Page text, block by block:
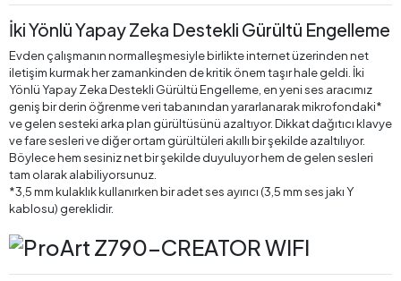
İki Yönlü Yapay Zeka Destekli Gürültü Engelleme
Evden çalışmanın normalleşmesiyle birlikte internet üzerinden net
iletişim kurmak her zamankinden de kritik önem taşır hale geldi. İki
Yönlü Yapay Zeka Destekli Gürültü Engelleme, en yeni ses aracımız
geniş bir derin öğrenme veri tabanından yararlanarak mikrofondaki*
ve gelen sesteki arka plan gürültüsünü azaltıyor. Dikkat dağıtıcı klavye
ve fare sesleri ve diğer ortam gürültüleri akıllı bir şekilde azaltılıyor.
Böylece hem sesiniz net bir şekilde duyuluyor hem de gelen sesleri
tam olarak alabiliyorsunuz.
*3,5 mm kulaklık kullanırken bir adet ses ayırıcı (3,5 mm ses jakı Y
kablosu) gereklidir.